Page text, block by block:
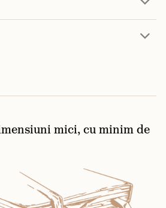
mici, cu minim de